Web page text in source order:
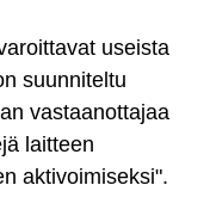
useista
suunniteltu
vastaanottajaa
laitteen
aktivoimiseksi".